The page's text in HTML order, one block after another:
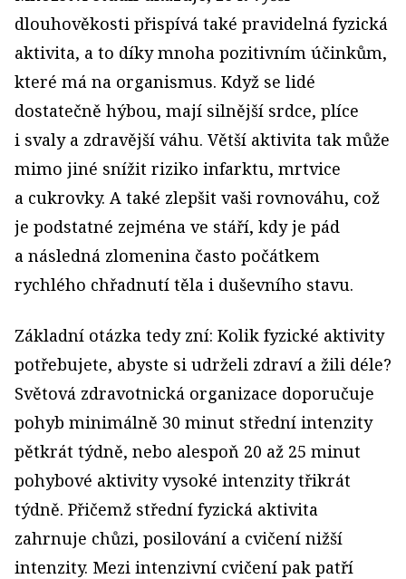
dlouhověkosti přispívá také pravidelná fyzická
aktivita, a to díky mnoha pozitivním účinkům,
které má na organismus. Když se lidé
dostatečně hýbou, mají silnější srdce, plíce
i svaly a zdravější váhu. Větší aktivita tak může
mimo jiné snížit riziko infarktu, mrtvice
a cukrovky. A také zlepšit vaši rovnováhu, což
je podstatné zejména ve stáří, kdy je pád
a následná zlomenina často počátkem
rychlého chřadnutí těla i duševního stavu.
Základní otázka tedy zní: Kolik fyzické aktivity
potřebujete, abyste si udrželi zdraví a žili déle?
Světová zdravotnická organizace doporučuje
pohyb minimálně 30 minut střední intenzity
pětkrát týdně, nebo alespoň 20 až 25 minut
pohybové aktivity vysoké intenzity třikrát
týdně. Přičemž střední fyzická aktivita
zahrnuje chůzi, posilování a cvičení nižší
intenzity. Mezi intenzivní cvičení pak patří